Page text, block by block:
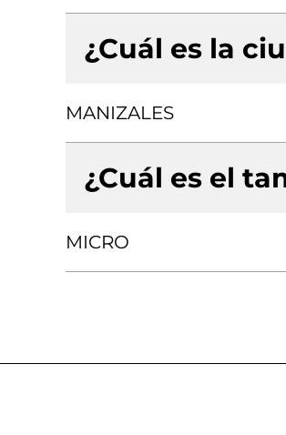
¿Cuál es la
MANIZALES
¿Cuál es el
MICRO